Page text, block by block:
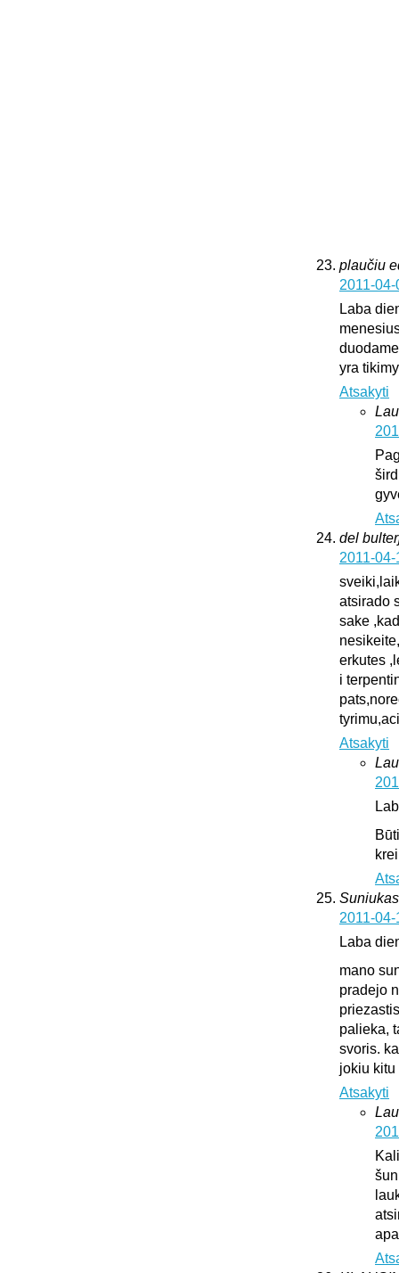
plaučiu
2011-
Laba
yra
Atsakyti
del
2011-
atsirado
sake
erkutes
i
Atsakyti
2011-
Laba
mano
pradejo
palieka,
svoris.
jokiu kitu
Atsakyti